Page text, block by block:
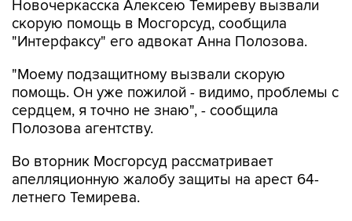
Новочеркасска Алексею Темиреву вызвали
скорую помощь в Мосгорсуд, сообщила
"Интерфаксу" его адвокат Анна Полозова.
"Моему подзащитному вызвали скорую
помощь. Он уже пожилой - видимо, проблемы с
сердцем, я точно не знаю", - сообщила
Полозова агентству.
Во вторник Мосгорсуд рассматривает
апелляционную жалобу защиты на арест 64-
летнего Темирева.